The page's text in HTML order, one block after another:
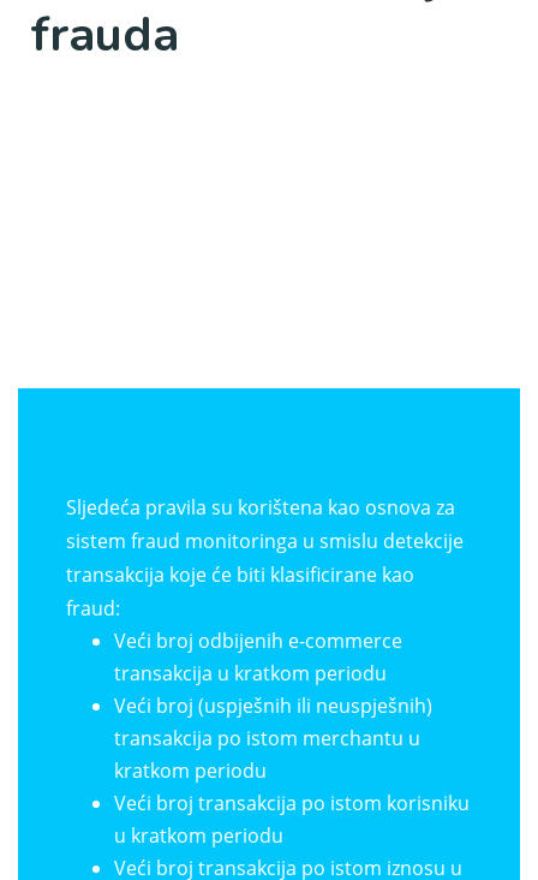
frauda
Sljedeća pravila su korištena kao osnova za
sistem fraud monitoringa u smislu detekcije
transakcija koje će biti klasificirane kao
fraud:
Veći broj odbijenih e-commerce
transakcija u kratkom periodu
Veći broj (uspješnih ili neuspješnih)
transakcija po istom merchantu u
kratkom periodu
Veći broj transakcija po istom korisniku
u kratkom periodu
Veći broj transakcija po istom iznosu u